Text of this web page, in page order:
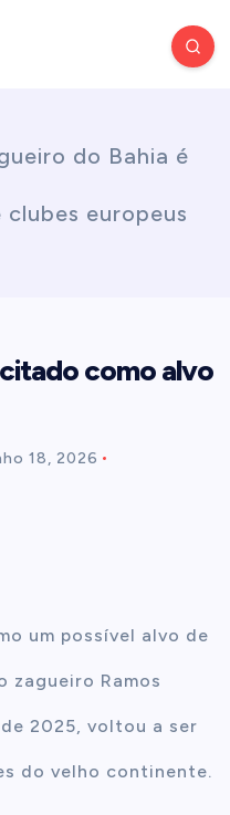
do Bahia é
europeus
como alvo
18, 2026
um possível alvo de
zagueiro Ramos
2025, voltou a ser
do velho continente.